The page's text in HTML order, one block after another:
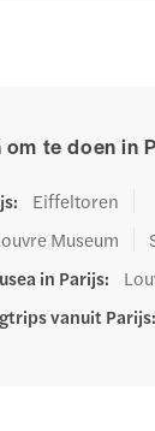
te doen in
:
Eiffeltoren
Museum
in Parijs:
vanuit Parijs: